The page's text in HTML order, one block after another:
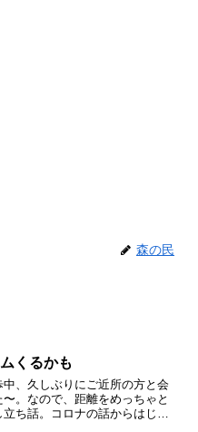
森の民
くるかも
中、久しぶりにご近所の方と会
〜。なので、距離をめっちゃと
立ち話。コロナの話からはじま